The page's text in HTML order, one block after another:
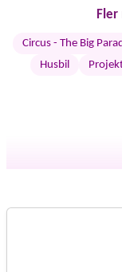
Circus - The Big
Husbil